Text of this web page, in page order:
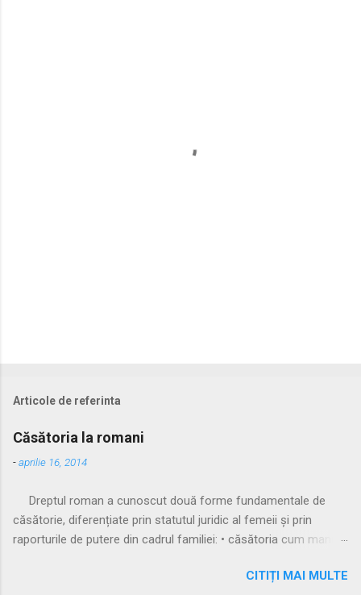
Articole de referinta
Căsătoria la romani
-aprilie 16, 2014
Dreptul roman a cunoscut două forme fundamentale de
căsătorie, diferențiate prin statutul juridic al femeii și prin
raporturile de putere din cadrul familiei: • căsătoria cum manus
și practicată a fost căsătoria cu manus, prin care femeia
CITIȚI MAI MULTE